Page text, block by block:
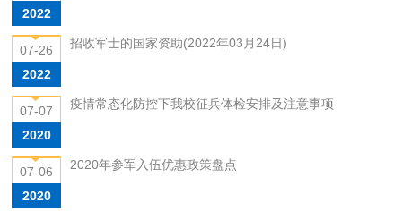
2022
07-26
2022
招收军士的国家资助(2022年03月24日)
07-07
2020
疫情常态化防控下我校征兵体检安排及注意事项
07-06
2020
2020年参军入伍优惠政策盘点